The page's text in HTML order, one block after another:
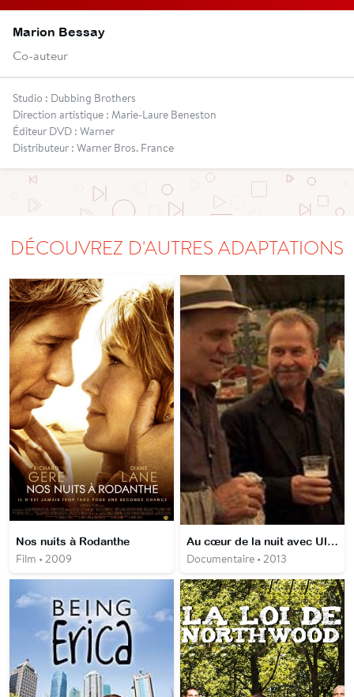
Marion Bessay
Co-auteur
Studio : Dubbing Brothers
Direction artistique : Marie-Laure Beneston
Éditeur DVD : Warner
Distributeur : Warner Bros. France
DÉCOUVREZ D'AUTRES ADAPTATIONS
Nos nuits à Rodanthe
Film • 2009
Au cœur de la nuit avec Ulrich Seidl et Josef Bierbichler
Documentaire • 2013